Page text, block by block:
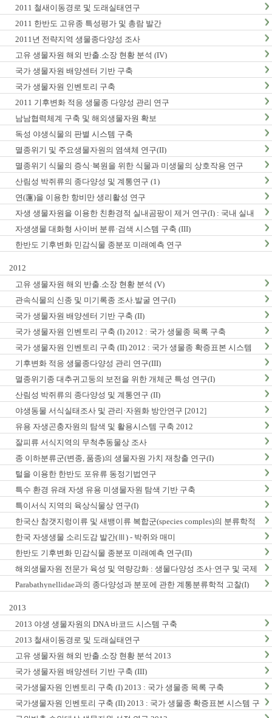
2011 철새이동경로 및 도래실태연구
2011 한반도 고유종 특성평가 및 총람 발간
2011년 전략지역 생물종다양성 조사
고유 생물자원 해외 반출.소장 현황 분석 (IV)
국가 생물자원 배양센터 기반 구축
국가 생물자원 인벤토리 구축
2011 기후변화 적응 생물종 다양성 관리 연구
남남협력체계 구축 및 해외생물자원 확보
독성 야생식물의 판별 시스템 구축
멸종위기 및 주요생물자원의 염색체 연구(II)
멸종위기 식물의 증식·복원을 위한 식물과 미생물의 상호작용 연구
산림성 박쥐류의 종다양성 및 계통연구 (1)
연(蓮)을 이용한 항비만 생리활성 연구
자생 생물자원을 이용한 친환경적 실내곰팡이 제거 연구(I) : 국내 실내
곰팡이 현황 및 검출법 개발
자생생물 대화형 사이버 분류·검색 시스템 구축 (III)
한반도 기후변화 민감식물 종분포 미래예측 연구
2012
고유 생물자원 해외 반출.소장 현황 분석 (V)
관속식물의 신종 및 미기록종 조사.발굴 연구(I)
국가 생물자원 배양센터 기반 구축 (II)
국가 생물자원 인벤토리 구축 (I) 2012 : 국가 생물종 목록 구축
국가 생물자원 인벤토리 구축 (II) 2012 : 국가 생물종 확증표본 시스템
구축
기후변화 적응 생물종다양성 관리 연구(III)
멸종위기종 대추귀고둥의 보전을 위한 개체군 특성 연구(I)
산림성 박쥐류의 종다양성 및 계통연구 (II)
야생동물 서식실태조사 및 관리·자원화 방안연구 [2012]
유용 자생곤충자원의 탐색 및 활용시스템 구축 2012
잘피류 서식지역의 무척추동물상 조사
종 이하분류군(변종, 품종)의 생물자원 가치 재창출 연구(I)
털을 이용한 한반도 포유류 동정기법연구
특수 환경 유래 자생 유용 미생물자원 탐색 기반 구축
특이서식 지역의 육상식물상 연구(I)
한국산 참갯지렁이류 및 새뱅이류 복합군(species comples)의 분류학적
연구
한국 자생생물 소리도감 발간(Ⅲ) - 박쥐와 매미
한반도 기후변화 민감식물 종분포 미래예측 연구(II)
해외생물자원 전문가 육성 및 역량강화 : 생물다양성 조사·연구 및 국제
협력
Parabathynellidae과의 종다양성과 분포에 관한 계통분류학적 고찰(I)
2013
2013 야생 생물자원의 DNA 바코드 시스템 구축
2013 철새이동경로 및 도래실태연구
고유 생물자원 해외 반출.소장 현황 분석 2013
국가 생물자원 배양센터 기반 구축 (III)
국가생물자원 인벤토리 구축 (I) 2013 : 국가 생물종 목록 구축
국가생물자원 인벤토리 구축 (II) 2013 : 국가 생물종 확증표본 시스템 구
축